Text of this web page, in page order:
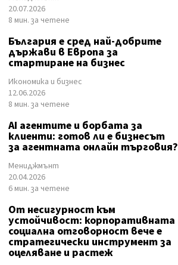
20.07.2026
8 мин. за четене
България е сред най-добрите
държави в Европа за
стартиране на бизнес
Икономика и бизнес
12.06.2026
8 мин. за четене
AI агентите и борбата за
клиенти: готов ли е бизнесът
за агентната онлайн търговия?
Мениджмънт
20.04.2026
6 мин. за четене
От несигурност към
устойчивост: корпоративната
социална отговорност вече е
стратегически инструмент за
оцеляване и растеж